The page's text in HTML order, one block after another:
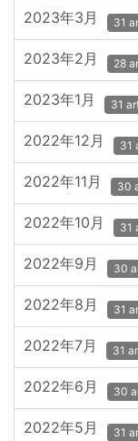
2023年3月 31
2023年2月 28
2023年1月 31
2022年12月 31
2022年11月 30
2022年10月 31
2022年9月 30
2022年8月 31
2022年7月 31
2022年6月 30
2022年5月 31